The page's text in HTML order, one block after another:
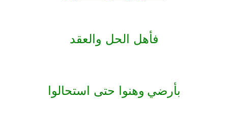
فأهل الحل والعقد
بأرضي وهنوا حتى استحالوا